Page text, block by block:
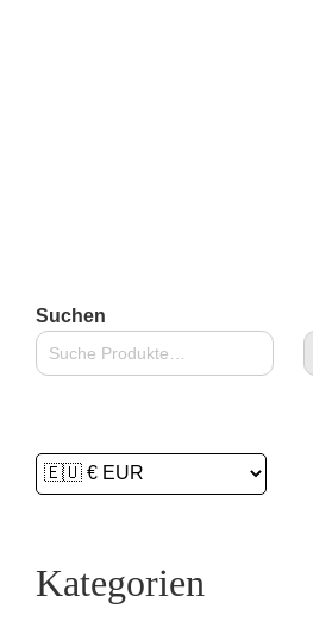
Suchen
Kategorien